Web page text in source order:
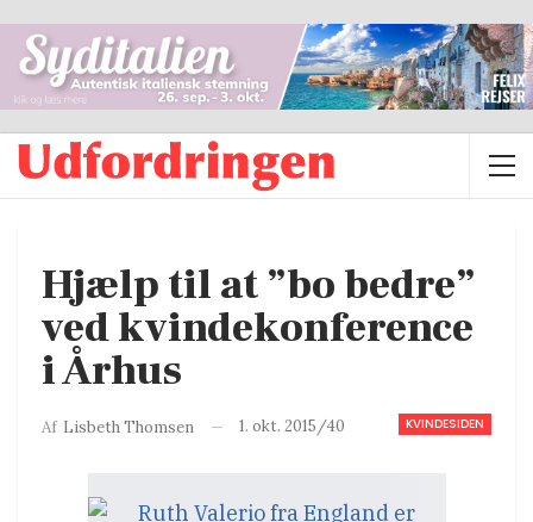
Hjælp til at ”bo bedre”
ved kvindekonference
i Århus
KVINDESIDEN
Af Lisbeth Thomsen 1. okt. 2015/40